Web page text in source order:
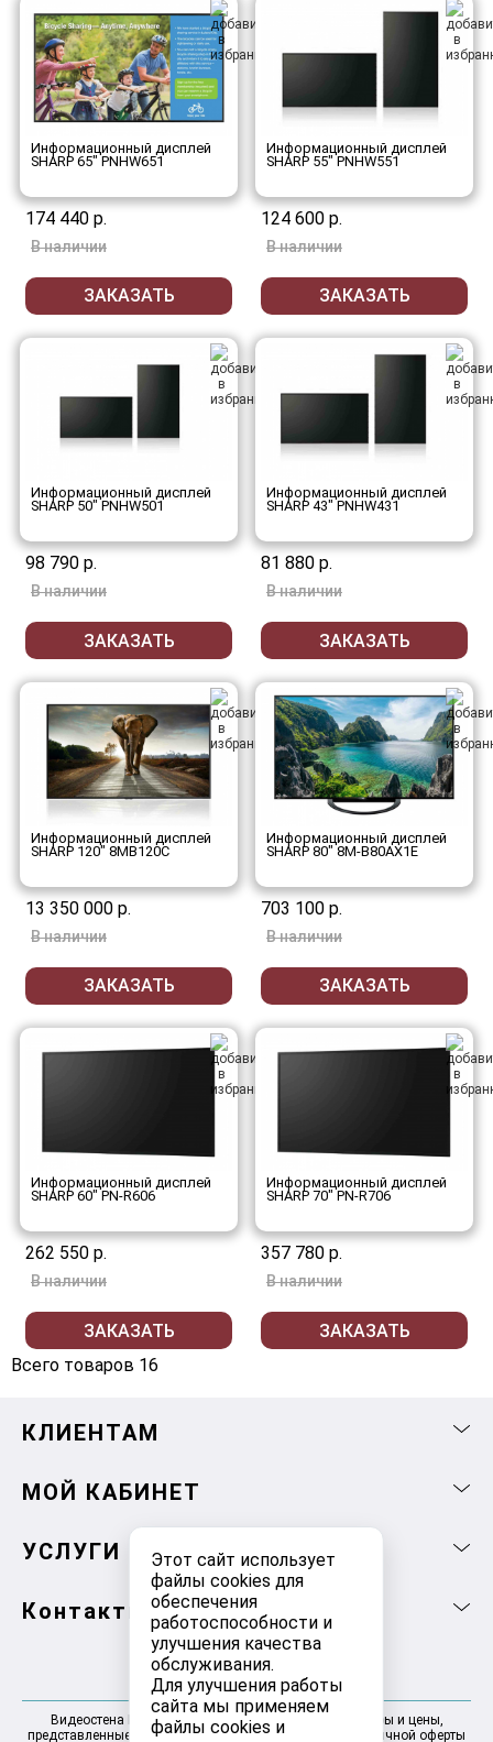
Этот сайт использует
файлы cookies для
обеспечения
работоспособности и
улучшения качества
обслуживания.
Для улучшения работы
сайта мы применяем
файлы cookies и
Информационный дисплей
SHARP 65" PNHW651
174 440 р.
В наличии
ЗАКАЗАТЬ
Информационный дисплей
SHARP 55" PNHW551
124 600 р.
В наличии
ЗАКАЗАТЬ
Информационный дисплей
SHARP 50" PNHW501
98 790 р.
В наличии
ЗАКАЗАТЬ
Информационный дисплей
SHARP 43" PNHW431
81 880 р.
В наличии
ЗАКАЗАТЬ
Информационный дисплей
SHARP 120" 8MB120C
13 350 000 р.
В наличии
ЗАКАЗАТЬ
Информационный дисплей
SHARP 80" 8M-B80AX1E
703 100 р.
В наличии
ЗАКАЗАТЬ
Информационный дисплей
SHARP 60" PN-R606
262 550 р.
В наличии
ЗАКАЗАТЬ
Информационный дисплей
SHARP 70" PN-R706
357 780 р.
В наличии
ЗАКАЗАТЬ
Всего товаров 16
КЛИЕНТАМ
МОЙ КАБИНЕТ
УСЛУГИ
Контакты
Видеостена Москва 2025-2026 © Информация, товары и цены,
представленные на сайте, не являются договором публичной оферты